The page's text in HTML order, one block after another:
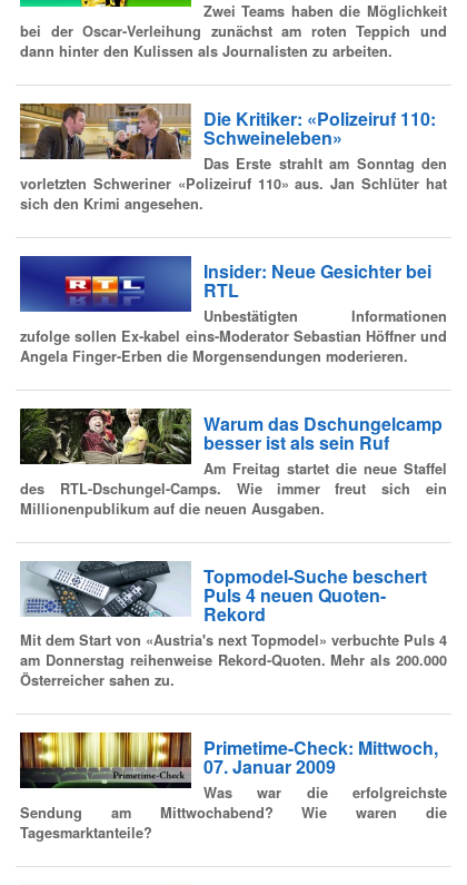
Zwei Teams haben die Möglichkeit
bei der Oscar-Verleihung zunächst am roten Teppich und
dann hinter den Kulissen als Journalisten zu arbeiten.
Die Kritiker: «Polizeiruf 110:
Schweineleben»
Das Erste strahlt am Sonntag den
vorletzten Schweriner «Polizeiruf 110» aus. Jan Schlüter hat
sich den Krimi angesehen.
Insider: Neue Gesichter bei
RTL
Unbestätigten Informationen
zufolge sollen Ex-kabel eins-Moderator Sebastian Höffner und
Angela Finger-Erben die Morgensendungen moderieren.
Warum das Dschungelcamp
besser ist als sein Ruf
Am Freitag startet die neue Staffel
des RTL-Dschungel-Camps. Wie immer freut sich ein
Millionenpublikum auf die neuen Ausgaben.
Topmodel-Suche beschert
Puls 4 neuen Quoten-
Rekord
Mit dem Start von «Austria's next Topmodel» verbuchte Puls 4
am Donnerstag reihenweise Rekord-Quoten. Mehr als 200.000
Österreicher sahen zu.
Primetime-Check: Mittwoch,
07. Januar 2009
Was war die erfolgreichste
Sendung am Mittwochabend? Wie waren die
Tagesmarktanteile?